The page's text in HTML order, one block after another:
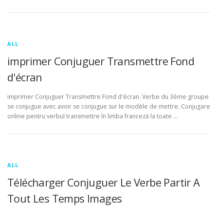
ALL
imprimer Conjuguer Transmettre Fond
d'écran
imprimer Conjuguer Transmettre Fond d'écran. Verbe du 3ème groupe
se conjugue avec avoir se conjugue sur le modèle de mettre. Conjugare
online pentru verbul transmettre în limba franceză la toate …
ALL
Télécharger Conjuguer Le Verbe Partir A
Tout Les Temps Images